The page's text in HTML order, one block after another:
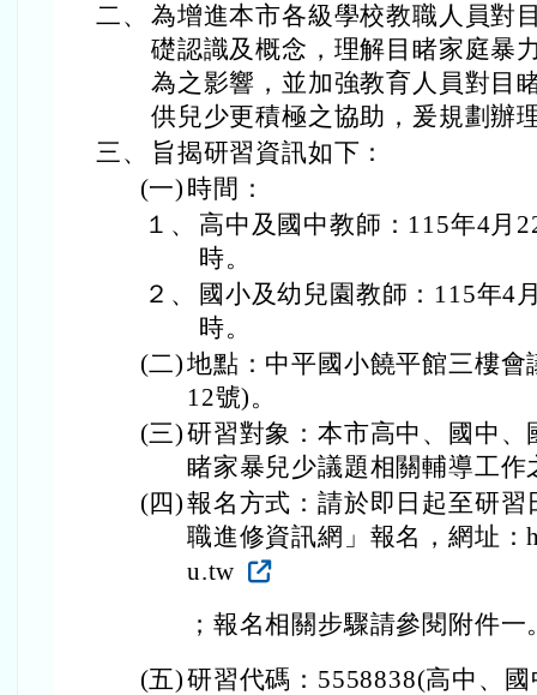
二、 為增進本市各級學校教職人員對
礎認識及概念，理解目睹家庭暴
為之影響，並加強教育人員對目
供兒少更積極之協助，爰規劃辦
三、
旨揭研習資訊如下：
(一) 時間：
１、
高中及國中教師：115年4月
時。
２、
國小及幼兒園教師：115年4
時。
(二)地點：中平國小饒平館三樓
12號)。
(三)研習對象：本市高中、國中
睹家暴兒少議題相關輔導工作
(四)報名方式：請於即日起至研
職進修資訊網」報名，網址：
u.tw
；報名相關步驟請參閱附件一
(五)研習代碼：5558838(高中、